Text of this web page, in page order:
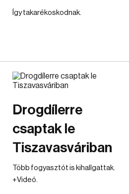
Így takarékoskodnak.
Drogdílerre
csaptak le
Tiszavasváriban
Több fogyasztót is kihallgattak.
+Videó.